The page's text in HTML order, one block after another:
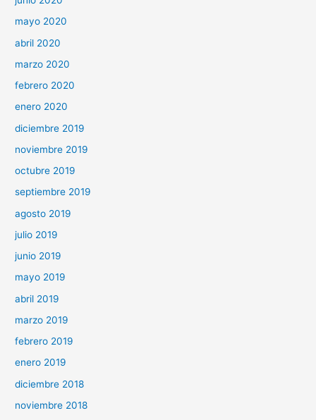
mayo 2020
abril 2020
marzo 2020
febrero 2020
enero 2020
diciembre 2019
noviembre 2019
octubre 2019
septiembre 2019
agosto 2019
julio 2019
junio 2019
mayo 2019
abril 2019
marzo 2019
febrero 2019
enero 2019
diciembre 2018
noviembre 2018